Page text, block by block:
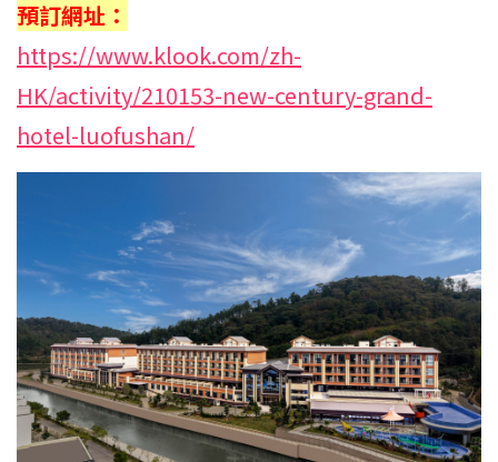
預訂網址：
https://www.klook.com/zh-
HK/activity/210153-new-century-grand-
hotel-luofushan/